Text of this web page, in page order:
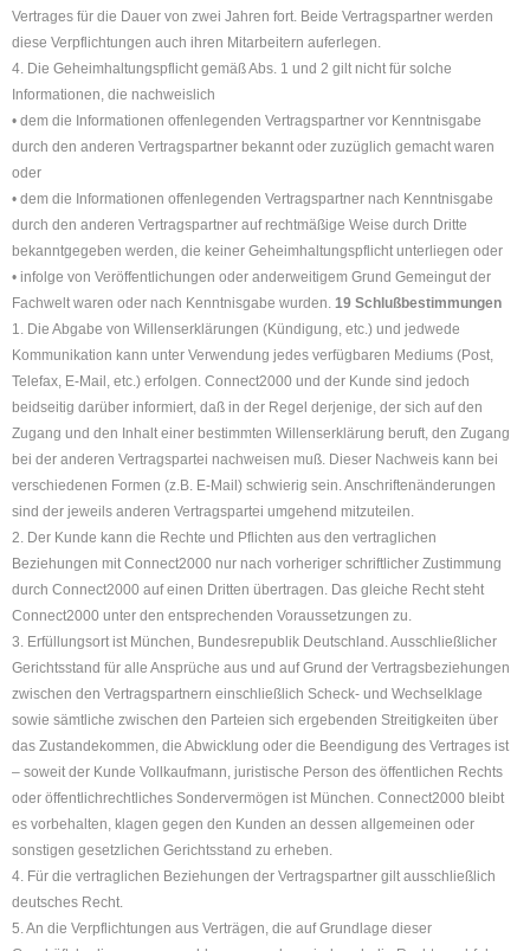
Vertrages für die Dauer von zwei Jahren fort. Beide Vertragspartner werden
diese Verpflichtungen auch ihren Mitarbeitern auferlegen.
4. Die Geheimhaltungspflicht gemäß Abs. 1 und 2 gilt nicht für solche
Informationen, die nachweislich
• dem die Informationen offenlegenden Vertragspartner vor Kenntnisgabe
durch den anderen Vertragspartner bekannt oder zuzüglich gemacht waren
oder
• dem die Informationen offenlegenden Vertragspartner nach Kenntnisgabe
durch den anderen Vertragspartner auf rechtmäßige Weise durch Dritte
bekanntgegeben werden, die keiner Geheimhaltungspflicht unterliegen oder
• infolge von Veröffentlichungen oder anderweitigem Grund Gemeingut der
Fachwelt waren oder nach Kenntnisgabe wurden. 19 Schlußbestimmungen
1. Die Abgabe von Willenserklärungen (Kündigung, etc.) und jedwede
Kommunikation kann unter Verwendung jedes verfügbaren Mediums (Post,
Telefax, E-Mail, etc.) erfolgen. Connect2000 und der Kunde sind jedoch
beidseitig darüber informiert, daß in der Regel derjenige, der sich auf den
Zugang und den Inhalt einer bestimmten Willenserklärung beruft, den Zugang
bei der anderen Vertragspartei nachweisen muß. Dieser Nachweis kann bei
verschiedenen Formen (z.B. E-Mail) schwierig sein. Anschriftenänderungen
sind der jeweils anderen Vertragspartei umgehend mitzuteilen.
2. Der Kunde kann die Rechte und Pflichten aus den vertraglichen
Beziehungen mit Connect2000 nur nach vorheriger schriftlicher Zustimmung
durch Connect2000 auf einen Dritten übertragen. Das gleiche Recht steht
Connect2000 unter den entsprechenden Voraussetzungen zu.
3. Erfüllungsort ist München, Bundesrepublik Deutschland. Ausschließlicher
Gerichtsstand für alle Ansprüche aus und auf Grund der Vertragsbeziehungen
zwischen den Vertragspartnern einschließlich Scheck- und Wechselklage
sowie sämtliche zwischen den Parteien sich ergebenden Streitigkeiten über
das Zustandekommen, die Abwicklung oder die Beendigung des Vertrages ist
– soweit der Kunde Vollkaufmann, juristische Person des öffentlichen Rechts
oder öffentlichrechtliches Sondervermögen ist München. Connect2000 bleibt
es vorbehalten, klagen gegen den Kunden an dessen allgemeinen oder
sonstigen gesetzlichen Gerichtsstand zu erheben.
4. Für die vertraglichen Beziehungen der Vertragspartner gilt ausschließlich
deutsches Recht.
5. An die Verpflichtungen aus Verträgen, die auf Grundlage dieser